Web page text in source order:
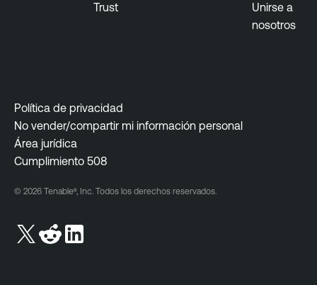
Trust
Unirse a
nosotros
Política de privacidad
No vender/compartir mi información personal
Área jurídica
Cumplimiento 508
© 2026 Tenable®, Inc. Todos los derechos reservados.